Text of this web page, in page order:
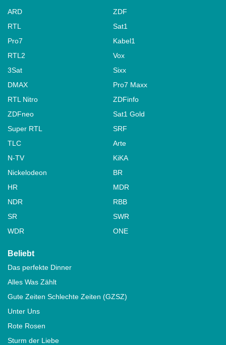
ARD
ZDF
RTL
Sat1
Pro7
Kabel1
RTL2
Vox
3Sat
Sixx
DMAX
Pro7 Maxx
RTL Nitro
ZDFinfo
ZDFneo
Sat1 Gold
Super RTL
SRF
TLC
Arte
N-TV
KiKA
Nickelodeon
BR
HR
MDR
NDR
RBB
SR
SWR
WDR
ONE
Beliebt
Das perfekte Dinner
Alles Was Zählt
Gute Zeiten Schlechte Zeiten (GZSZ)
Unter Uns
Rote Rosen
Sturm der Liebe